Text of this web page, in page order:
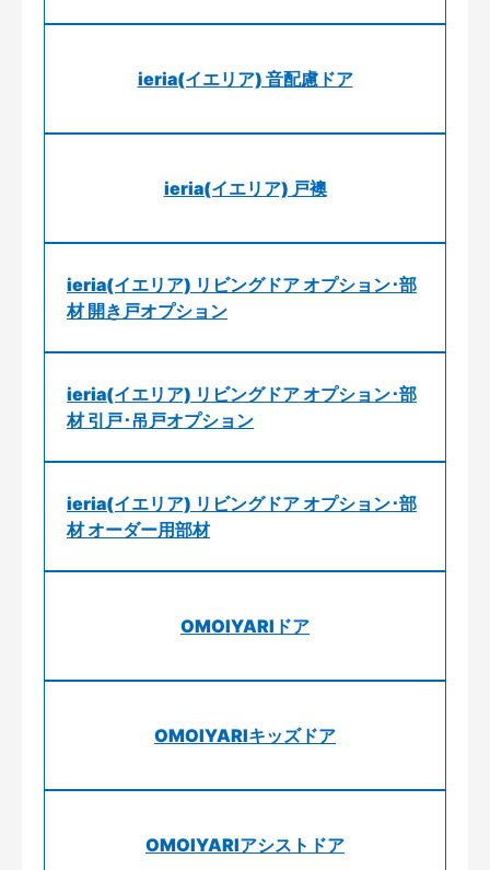
ieria(イエリア) 音配慮ドア
ieria(イエリア) 戸襖
ieria(イエリア) リビングドア オプション･部
材 開き戸オプション
ieria(イエリア) リビングドア オプション･部
材 引戸･吊戸オプション
ieria(イエリア) リビングドア オプション･部
材 オーダー用部材
OMOIYARIドア
OMOIYARIキッズドア
OMOIYARIアシストドア